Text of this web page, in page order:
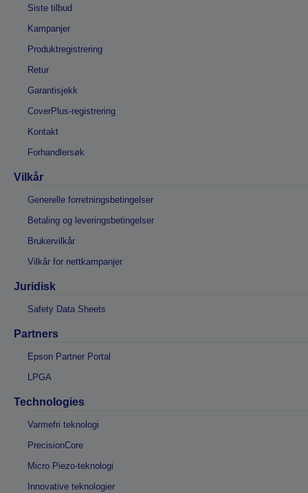
Siste tilbud
Kampanjer
Produktregistrering
Retur
Garantisjekk
CoverPlus-registrering
Kontakt
Forhandlersøk
Vilkår
Generelle forretningsbetingelser
Betaling og leveringsbetingelser
Brukervilkår
Vilkår for nettkampanjer
Juridisk
Safety Data Sheets
Partners
Epson Partner Portal
LPGA
Technologies
Varmefri teknologi
PrecisionCore
Micro Piezo-teknologi
Innovative teknologier